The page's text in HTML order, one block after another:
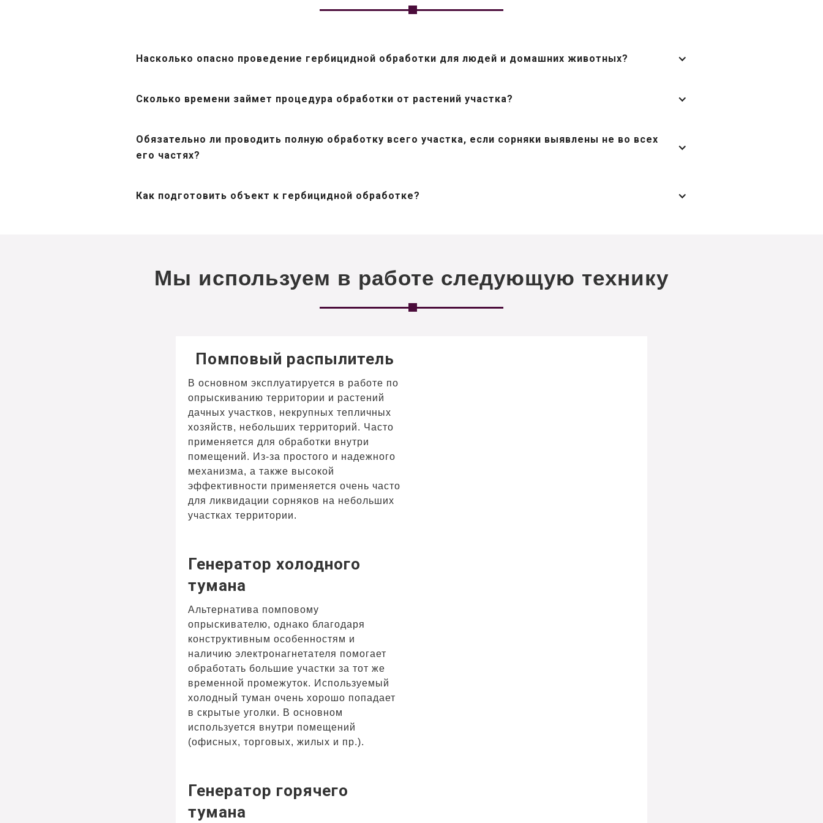
Насколько опасно проведение гербицидной обработки для людей и домашних животных?
Сколько времени займет процедура обработки от растений участка?
Обязательно ли проводить полную обработку всего участка, если сорняки выявлены не во всех
его частях?
Как подготовить объект к гербицидной обработке?
Мы используем в работе следующую технику
Помповый распылитель
В основном эксплуатируется в работе по
опрыскиванию территории и растений
дачных участков, некрупных тепличных
хозяйств, небольших территорий. Часто
применяется для обработки внутри
помещений. Из-за простого и надежного
механизма, а также высокой
эффективности применяется очень часто
для ликвидации сорняков на небольших
участках территории.
Генератор холодного
тумана
Альтернатива помповому
опрыскивателю, однако благодаря
конструктивным особенностям и
наличию электронагнетателя помогает
обработать большие участки за тот же
временной промежуток. Используемый
холодный туман очень хорошо попадает
в скрытые уголки. В основном
используется внутри помещений
(офисных, торговых, жилых и пр.).
Генератор горячего
тумана